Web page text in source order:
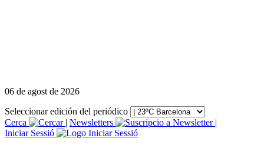
06 de agost de 2026
Seleccionar edición del periódico
Cerca
| Newsletters
|
Iniciar Sessió